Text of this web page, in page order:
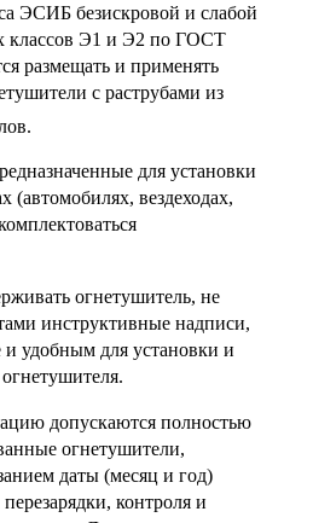
ЭСИБ безискровой и слабой
классов Э1 и Э2 по ГОСТ
размещать и применять
с раструбами из
для установки
(автомобилях, вездеходах,
огнетушитель, не
инструктивные надписи,
удобным для установки и
допускаются полностью
огнетушители,
даты (месяц и год)
контроля и